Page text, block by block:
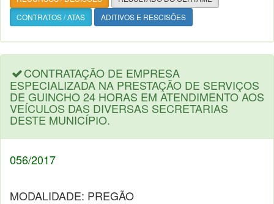
CONTRATOS / ATAS
ADITIVOS E RESCISÕES
CONTRATAÇÃO DE EMPRESA
ESPECIALIZADA NA PRESTAÇÃO DE SERVIÇOS
DE GUINCHO 24 HORAS EM ATENDIMENTO AOS
VEÍCULOS DAS DIVERSAS SECRETARIAS
DESTE MUNICÍPIO.
056/2017
MODALIDADE: PREGÃO